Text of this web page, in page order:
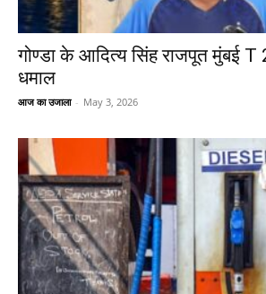
गोण्डा के आदित्य सिंह राजपूत मुंबई T
धमाल
आज का उजाला - May 3, 2026